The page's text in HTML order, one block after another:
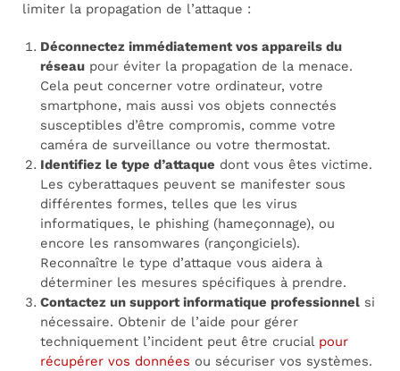
limiter la propagation de l’attaque :
Déconnectez immédiatement vos appareils du
réseau pour éviter la propagation de la menace.
Cela peut concerner votre ordinateur, votre
smartphone, mais aussi vos objets connectés
susceptibles d’être compromis, comme votre
caméra de surveillance ou votre thermostat.
Identifiez le type d’attaque dont vous êtes victime.
Les cyberattaques peuvent se manifester sous
différentes formes, telles que les virus
informatiques, le phishing (hameçonnage), ou
encore les ransomwares (rançongiciels).
Reconnaître le type d’attaque vous aidera à
déterminer les mesures spécifiques à prendre.
Contactez un support informatique professionnel si
nécessaire. Obtenir de l’aide pour gérer
techniquement l’incident peut être crucial pour
récupérer vos données ou sécuriser vos systèmes.